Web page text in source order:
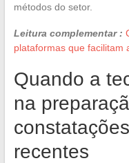
métodos do setor.
Leitura complementar :
plataformas que facilitam
Quando a
na
recentes